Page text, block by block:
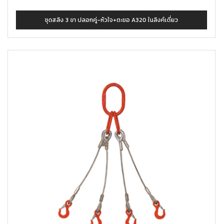
ชุดสลิง 3 ขา ปลอกคู่-หัวใจ+ตะขอ A320 ในลิงค์เดี่ยว